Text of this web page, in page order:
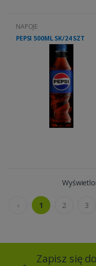
NAPOJE
PEPSI 500ML SK/24 SZT
‹ 1 2 3
Zapisz się